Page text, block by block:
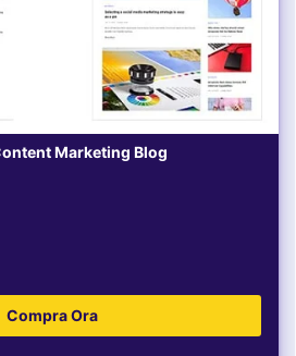
Marketing Blog